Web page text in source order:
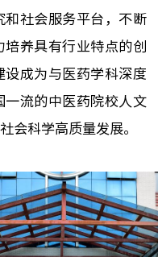
和社会服务平台，不断
养具有行业特点的创
成为与医药学科深度
一流的中医药院校人文
会科学高质量发展。